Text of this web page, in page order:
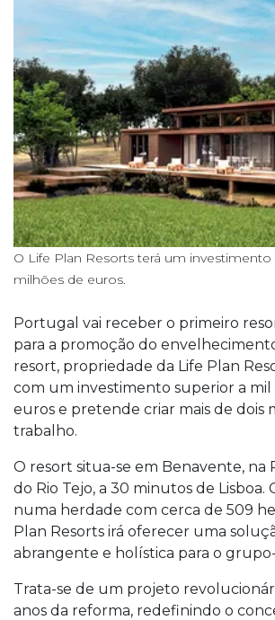
O Life Plan Resorts terá um
milhões de euros.
Portugal vai receber o primeiro
para a promoção do
resort, propriedade da Life Plan
com um investimento superior a mil
euros e pretende criar mais de dois
trabalho.
O resort situa-se em Benavente, na
do Rio Tejo, a 30 minutos de Lisboa.
numa herdade com cerca de 509
Plan Resorts irá oferecer uma
abrangente e holística para o grupo-
Trata-se de um projeto
anos da reforma, redefinindo o